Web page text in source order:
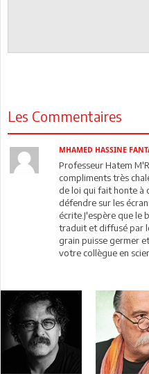
Les Commentaires
MHAMED HASSINE
Professeur Hatem
compliments très
de loi qui fait honte à
défendre sur les
écrite.J'espère que le
traduit et diffusé par
grain puisse germer
votre collègue en